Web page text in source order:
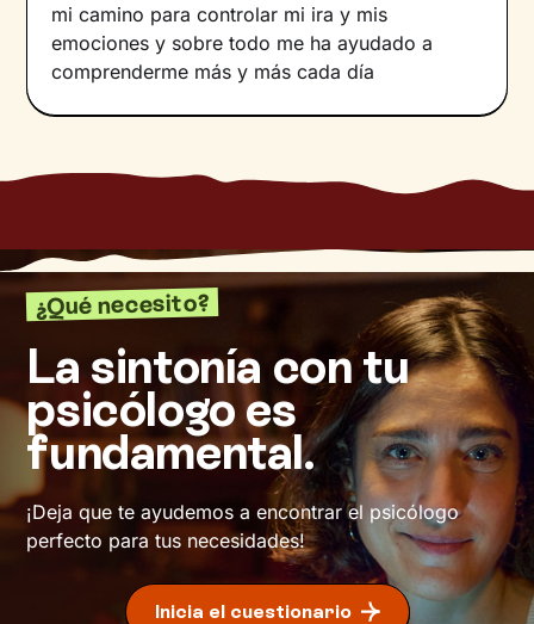
mi camino para controlar mi ira y mis
emociones y sobre todo me ha ayudado a
comprenderme más y más cada día
¿Qué necesito?
La sintonía con tu
psicólogo es
fundamental.
¡Deja que te ayudemos a encontrar el psicólogo
perfecto para tus necesidades!
Inicia el cuestionario